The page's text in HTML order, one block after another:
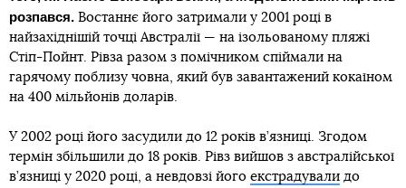
розпався. Востаннє його затримали у 2001 році в
найзахіднішій точці Австралії — на ізольованому пляжі
Стіп-Пойнт. Рівза разом з помічником спіймали на
гарячому поблизу човна, який був завантажений кокаїном
на 400 мільйонів доларів.
У 2002 році його засудили до 12 років в’язниці. Згодом
термін збільшили до 18 років. Рівз вийшов з австралійської
в’язниці у 2020 році, а невдовзі його екстрадували до